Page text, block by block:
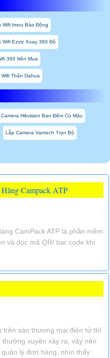
Wifi Imou Báo Động
Wifi Ezviz Xoay 360 Độ
360 Nên Mua
Thân Dahua
Hikvision Ban Đêm Có Màu
Lắp Camera Vantech Trọn Bộ
Campack ATP
CamPack ATP là phần mềm
và dọc mã QR/ bar code khi
trên sàn thương mại điện tử thì
xuyên xảy ra, vậy nên
lý đơn hàng, nhìn thấy